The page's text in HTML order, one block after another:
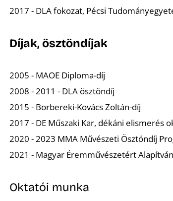
2017 - DLA fokozat, Pécsi
Díjak, ösztöndíjak
2005 - MAOE Diploma-díj
2008 - 2011 - DLA ösztöndíj
2015 - Borbereki-Kovács Zoltán-díj
2017 - DE Műszaki Kar, dékáni elismerés
2020 - 2023 MMA Művészeti Ösztöndíj
2021 - Magyar Éremművészetért
Oktatói munka